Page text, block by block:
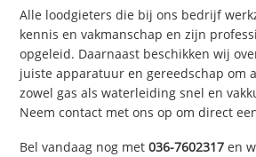
Alle loodgieters die bij ons bedrijf
kennis en vakmanschap en zijn
opgeleid. Daarnaast beschikken wij
juiste apparatuur en gereedschap om
zowel gas als waterleiding snel en
Neem contact met ons op om direct
Bel vandaag nog met036-7602317 en